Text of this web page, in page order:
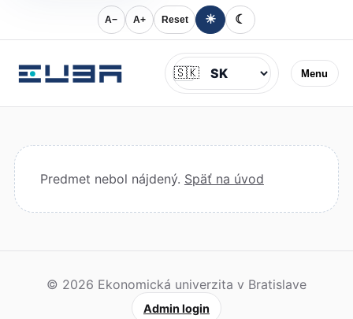
A− A+ Reset ☀ ☾
Menu
Jazyk
🇸🇰
Predmet nebol nájdený. Späť na úvod
© 2026 Ekonomická univerzita v Bratislave
Admin login